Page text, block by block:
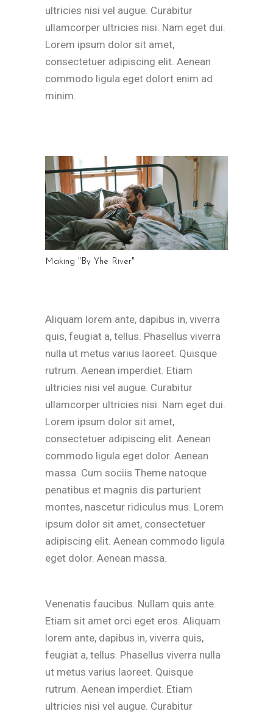
ultricies nisi vel augue. Curabitur
ullamcorper ultricies nisi. Nam eget dui.
Lorem ipsum dolor sit amet,
consectetuer adipiscing elit. Aenean
commodo ligula eget dolort enim ad
minim.
Making "By Yhe River"
Aliquam lorem ante, dapibus in, viverra
quis, feugiat a, tellus. Phasellus viverra
nulla ut metus varius laoreet. Quisque
rutrum. Aenean imperdiet. Etiam
ultricies nisi vel augue. Curabitur
ullamcorper ultricies nisi. Nam eget dui.
Lorem ipsum dolor sit amet,
consectetuer adipiscing elit. Aenean
commodo ligula eget dolor. Aenean
massa. Cum sociis Theme natoque
penatibus et magnis dis parturient
montes, nascetur ridiculus mus. Lorem
ipsum dolor sit amet, consectetuer
adipiscing elit. Aenean commodo ligula
eget dolor. Aenean massa.
Venenatis faucibus. Nullam quis ante.
Etiam sit amet orci eget eros. Aliquam
lorem ante, dapibus in, viverra quis,
feugiat a, tellus. Phasellus viverra nulla
ut metus varius laoreet. Quisque
rutrum. Aenean imperdiet. Etiam
ultricies nisi vel augue. Curabitur